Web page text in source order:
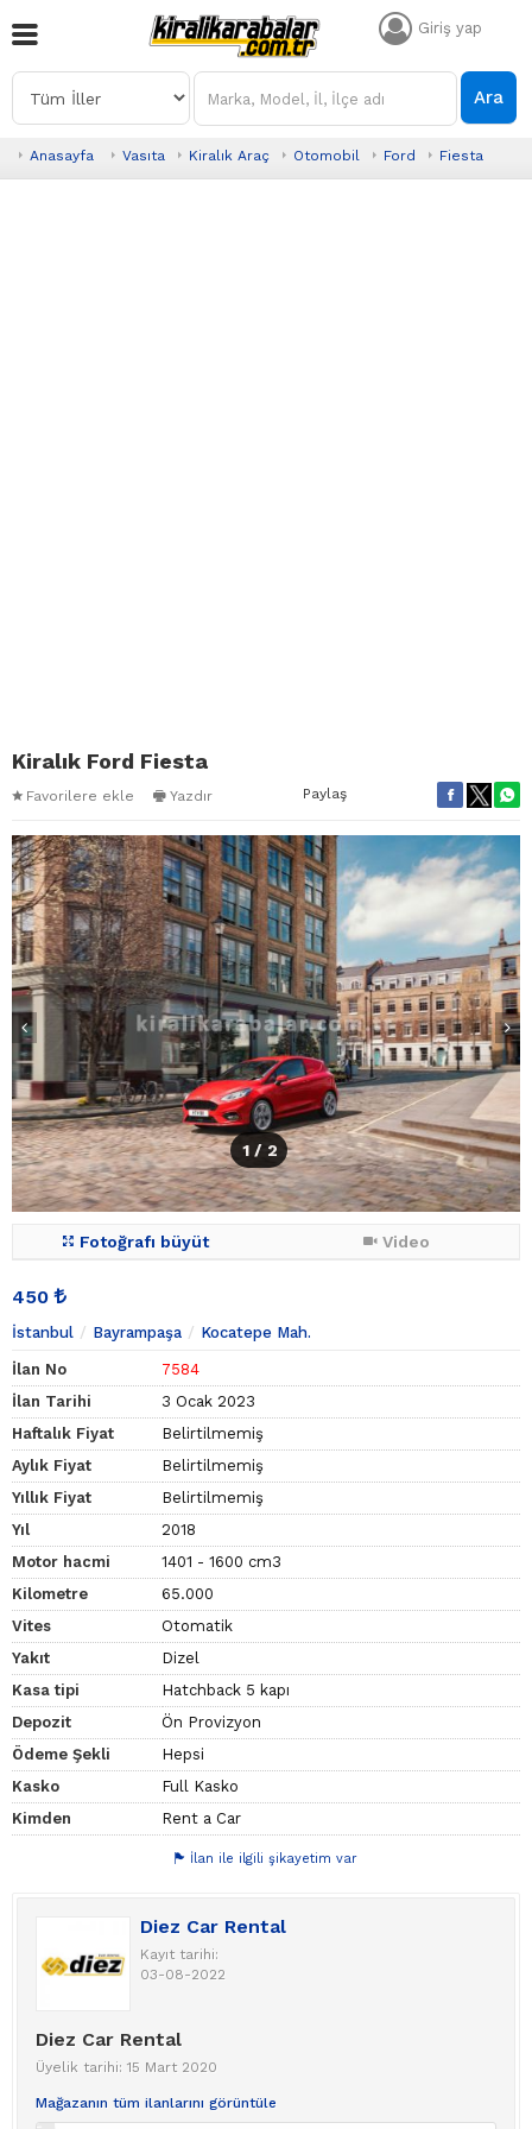
Giriş yap
Ara
Anasayfa Vasıta Kiralık Araç Otomobil Ford Fiesta
Kiralık Ford Fiesta
Favorilere ekle Yazdır Paylaş
1 / 2
Fotoğrafı büyüt Video
450
İstanbul Bayrampaşa Kocatepe Mah.
İlan No
7584
İlan Tarihi
3 Ocak 2023
Haftalık Fiyat
Belirtilmemiş
Aylık Fiyat
Belirtilmemiş
Yıllık Fiyat
Belirtilmemiş
Yıl
2018
Motor hacmi
1401 - 1600 cm3
Kilometre
65.000
Vites
Otomatik
Yakıt
Dizel
Kasa tipi
Hatchback 5 kapı
Depozit
Ön Provizyon
Ödeme Şekli
Hepsi
Kasko
Full Kasko
Kimden
Rent a Car
İlan ile ilgili şikayetim var
Diez Car Rental
Kayıt tarihi:
03-08-2022
Diez Car Rental
Üyelik tarihi: 15 Mart 2020
Mağazanın tüm ilanlarını görüntüle